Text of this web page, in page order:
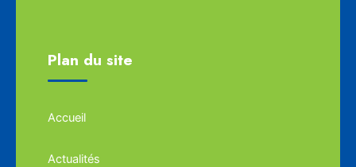
Plan du site
Accueil
Actualités